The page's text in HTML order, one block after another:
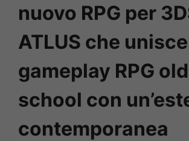
nuovo RPG per
ATLUS che
gameplay RPG
school con
contemporanea